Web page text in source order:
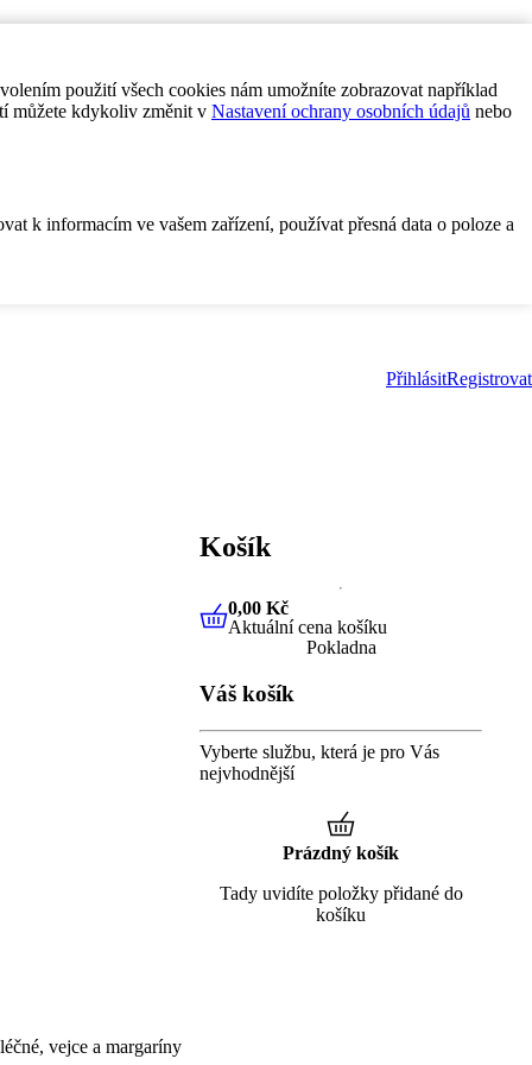
použití všech cookies nám umožníte zobrazovat například
můžete kdykoliv změnit v Nastavení ochrany osobních údajů nebo
k informacím ve vašem zařízení, používat přesná data o poloze a
PřihlásitRegistrovat
vejce a margaríny
Košík
0,00 KčAktuální cena košíku
0,00 Kč
Aktuální cena košíku
Pokladna
Váš košík
Vyberte službu, která je pro Vás
nejvhodnější
Prázdný košík
Tady uvidíte položky přidané do
košíku